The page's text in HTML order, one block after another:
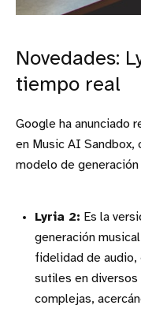
Novedades:
tiempo real
Google ha anunciado
en Music AI Sandbox,
modelo de generación
Lyria 2: Es la
generación
fidelidad de audio,
sutiles en
complejas,